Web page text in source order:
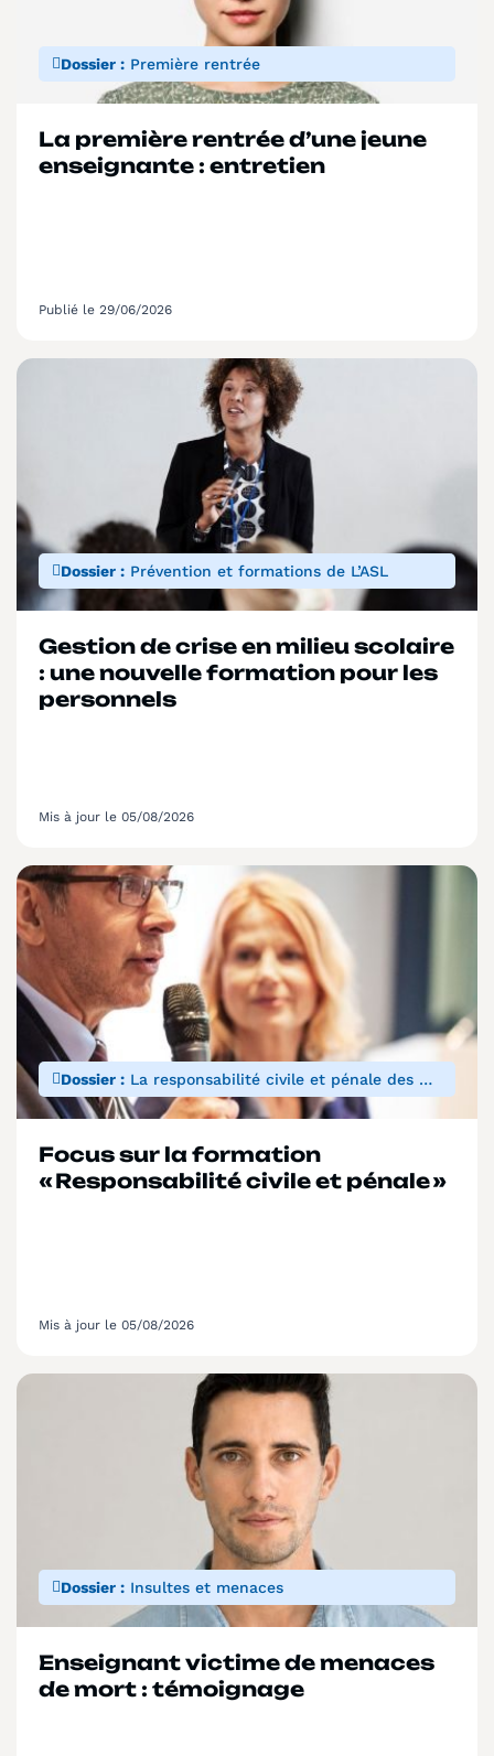
Dossier : Première rentrée
La première rentrée d’une jeune
enseignante : entretien
Publié le 29/06/2026
Dossier : Prévention et formations de L’ASL
Gestion de crise en milieu scolaire
: une nouvelle formation pour les
personnels
Mis à jour le 05/08/2026
Dossier : La responsabilité civile et pénale des personnels
Focus sur la formation
« Responsabilité civile et pénale »
Mis à jour le 05/08/2026
Dossier : Insultes et menaces
Enseignant victime de menaces
de mort : témoignage